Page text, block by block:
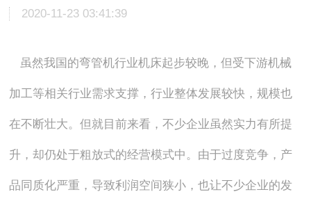
2020-11-23 03:41:39
虽然我国的弯管机行业机床起步较晚，但受下游机械
加工等相关行业需求支撑，行业整体发展较快，规模也
在不断壮大。但就目前来看，不少企业虽然实力有所提
升，却仍处于粗放式的经营模式中。由于过度竞争，产
品同质化严重，导致利润空间狭小，也让不少企业的发